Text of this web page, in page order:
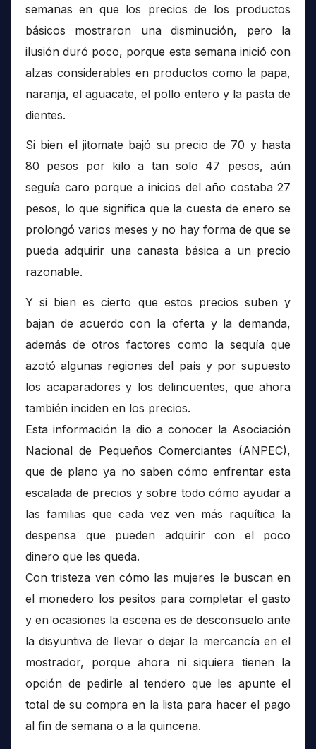
semanas en que los precios de los productos
básicos mostraron una disminución, pero la
ilusión duró poco, porque esta semana inició con
alzas considerables en productos como la papa,
naranja, el aguacate, el pollo entero y la pasta de
dientes.
Si bien el jitomate bajó su precio de 70 y hasta
80 pesos por kilo a tan solo 47 pesos, aún
seguía caro porque a inicios del año costaba 27
pesos, lo que significa que la cuesta de enero se
prolongó varios meses y no hay forma de que se
pueda adquirir una canasta básica a un precio
razonable.
Y si bien es cierto que estos precios suben y
bajan de acuerdo con la oferta y la demanda,
además de otros factores como la sequía que
azotó algunas regiones del país y por supuesto
los acaparadores y los delincuentes, que ahora
también inciden en los precios.
Esta información la dio a conocer la Asociación
Nacional de Pequeños Comerciantes (ANPEC),
que de plano ya no saben cómo enfrentar esta
escalada de precios y sobre todo cómo ayudar a
las familias que cada vez ven más raquítica la
despensa que pueden adquirir con el poco
dinero que les queda.
Con tristeza ven cómo las mujeres le buscan en
el monedero los pesitos para completar el gasto
y en ocasiones la escena es de desconsuelo ante
la disyuntiva de llevar o dejar la mercancía en el
mostrador, porque ahora ni siquiera tienen la
opción de pedirle al tendero que les apunte el
total de su compra en la lista para hacer el pago
al fin de semana o a la quincena.